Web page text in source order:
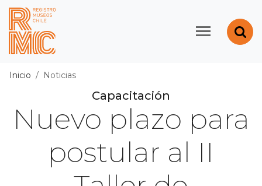
Contenido principal
Registro de Museos
Inicio Noticias
Capacitación
Nuevo plazo para
postular al II